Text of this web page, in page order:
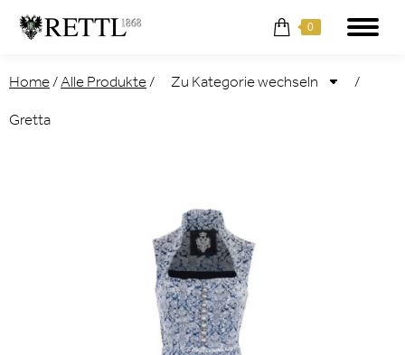
0
Home / Alle Produkte / /
Gretta